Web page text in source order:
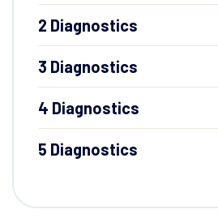
2 Diagnostics
3 Diagnostics
4 Diagnostics
5 Diagnostics